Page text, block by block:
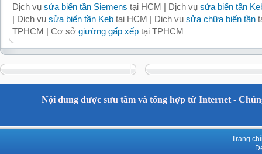
Dịch vụ sửa biến tần Siemens tại HCM | Dịch vụ sửa biến tần
| Dịch vụ sửa biến tần Keb tại HCM | Dịch vụ sửa chữa biến tần
TPHCM | Cơ sở giường gấp xếp tại TPHCM
Nội dung được sưu tầm và tổng hợp từ Internet -
Trang